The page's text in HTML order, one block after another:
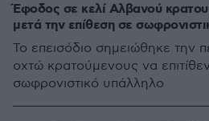
Έφοδος σε κελί Αλβανού
μετά την επίθεση σε
Το επεισόδιο σημειώθηκε την
οχτώ κρατούμενους να
σωφρονιστικό υπάλληλο